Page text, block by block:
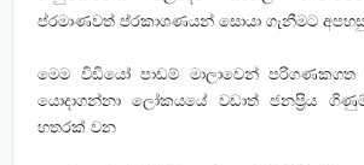
ප්රමාණවත් ප්රකාශණයන් සොයා ගැනීමට
මෙම විඩියෝ පාඩම් මාලාවෙන්
යොදාගන්නා
ලෝකයයේ වඩාත් ජනප්‍රිය
හතරක් වන